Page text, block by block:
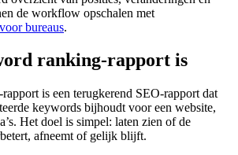
de workflow opschalen met
bureaus.
ranking-rapport is
is een terugkerend SEO‑rapport dat
keywords bijhoudt voor een website,
Het doel is simpel: laten zien of de
afneemt of gelijk blijft.